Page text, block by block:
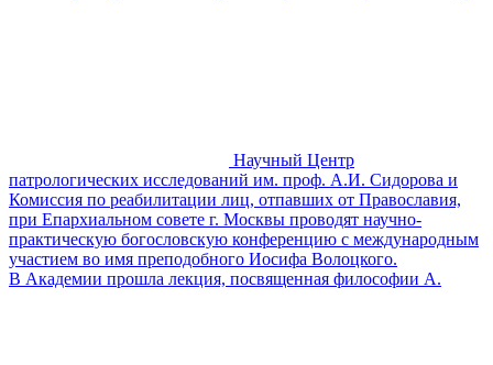
Научный Центр
патрологических исследований им. проф. А.И. Сидорова и
Комиссия по реабилитации лиц, отпавших от Православия,
при Епархиальном совете г. Москвы проводят научно-
практическую богословскую конференцию с международным
участием во имя преподобного Иосифа Волоцкого.
В Академии прошла лекция, посвященная философии А.